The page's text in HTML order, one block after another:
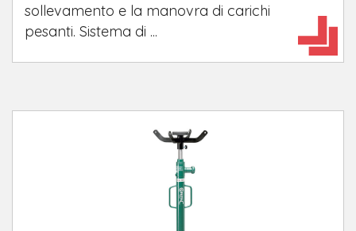
sollevamento e la manovra di carichi
pesanti. Sistema di ...